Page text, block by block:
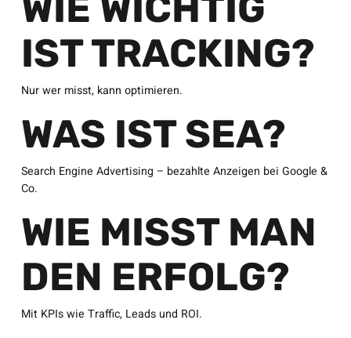
IST TRACKING?
Nur wer misst, kann optimieren.
WAS IST SEA?
Search Engine Advertising – bezahlte Anzeigen bei Google &
Co.
WIE MISST MAN
DEN ERFOLG?
Mit KPIs wie Traffic, Leads und ROI.